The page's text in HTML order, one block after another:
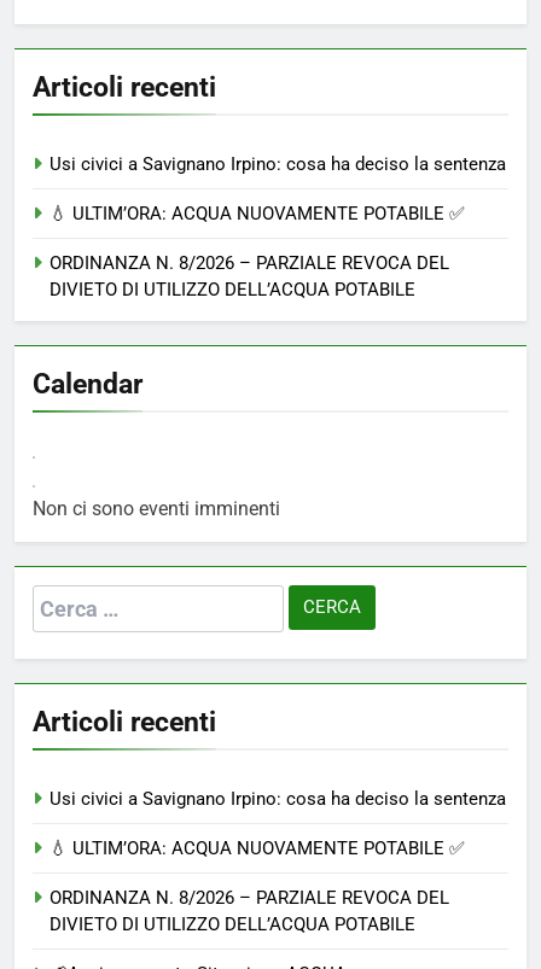
Articoli recenti
Usi civici a Savignano Irpino: cosa ha deciso la sentenza
💧 ULTIM’ORA: ACQUA NUOVAMENTE POTABILE ✅
ORDINANZA N. 8/2026 – PARZIALE REVOCA DEL
DIVIETO DI UTILIZZO DELL’ACQUA POTABILE
Calendar
Non ci sono eventi imminenti
Ricerca
per:
Articoli recenti
Usi civici a Savignano Irpino: cosa ha deciso la sentenza
💧 ULTIM’ORA: ACQUA NUOVAMENTE POTABILE ✅
ORDINANZA N. 8/2026 – PARZIALE REVOCA DEL
DIVIETO DI UTILIZZO DELL’ACQUA POTABILE